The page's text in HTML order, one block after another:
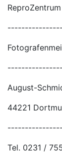
ReproZentrum
August-
44221
Tel. 0231 /